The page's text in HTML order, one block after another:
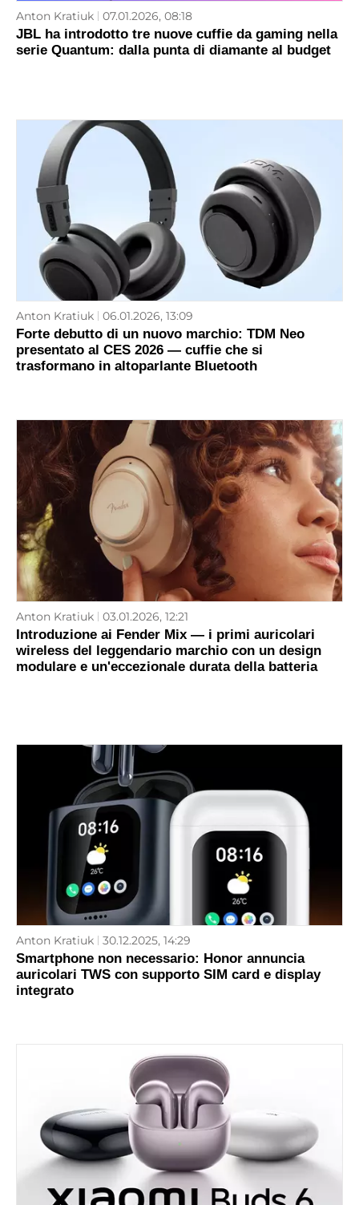
Anton Kratiuk 07.01.2026, 08:18
JBL ha introdotto tre nuove cuffie da gaming nella
serie Quantum: dalla punta di diamante al budget
Anton Kratiuk 06.01.2026, 13:09
Forte debutto di un nuovo marchio: TDM Neo
presentato al CES 2026 — cuffie che si
trasformano in altoparlante Bluetooth
Anton Kratiuk 03.01.2026, 12:21
Introduzione ai Fender Mix — i primi auricolari
wireless del leggendario marchio con un design
modulare e un'eccezionale durata della batteria
Anton Kratiuk 30.12.2025, 14:29
Smartphone non necessario: Honor annuncia
auricolari TWS con supporto SIM card e display
integrato